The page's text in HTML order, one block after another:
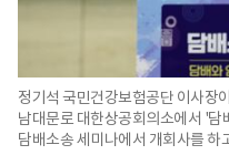
정기석 국민건강보험공단 이사장
남대문로 대한상공회의소에서 '담
담배소송 세미나에서 개회사를 하